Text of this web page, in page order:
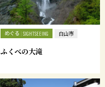
めぐる SIGHTSEEING 白山市
ふくべの大滝